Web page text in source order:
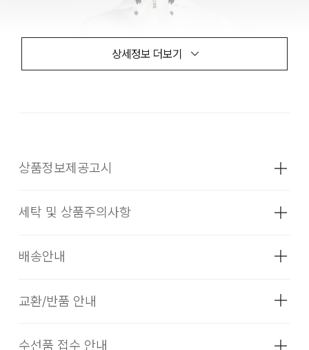
상세정보 더보기
상품정보제공고시
소재
레이스,밴드 등 제외)
세탁 및 상품주의사항
드라이클리닝을 할 수 없다. (프린트,jersey T셔츠류,나일론
배송안내
배송기간(물류센터)
본 상품은 오프라인 매장과 동시에 판매하는 상품이므로, 주문
교환/반품 안내
수선품 접수 안내